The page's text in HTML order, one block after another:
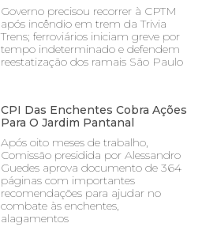
Governo precisou recorrer à CPTM
após incêndio em trem da Trivia
Trens; ferroviários iniciam greve por
tempo indeterminado e defendem
reestatização dos ramais São Paulo
CPI Das Enchentes Cobra Ações
Para O Jardim Pantanal
Após oito meses de trabalho,
Comissão presidida por Alessandro
Guedes aprova documento de 364
páginas com importantes
recomendações para ajudar no
combate às enchentes,
alagamentos